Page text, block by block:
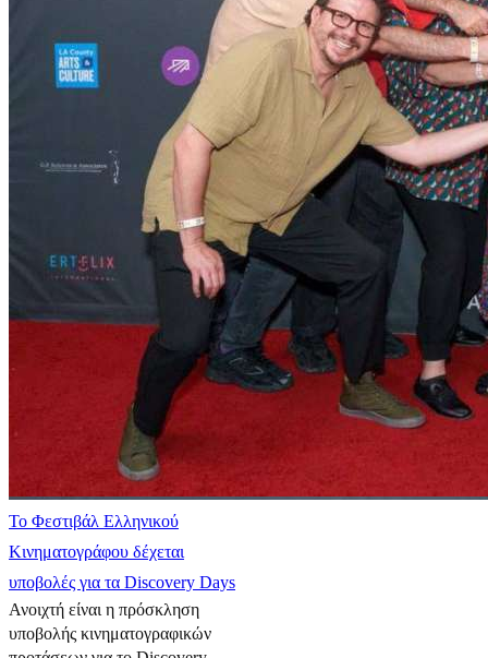
Το Φεστιβάλ Ελληνικού
Κινηματογράφου δέχεται
υποβολές για τα Discovery Days
Ανοιχτή είναι η πρόσκληση
υποβολής κινηματογραφικών